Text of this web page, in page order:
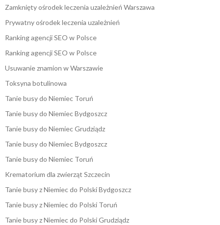
Zamknięty ośrodek leczenia uzależnień Warszawa
Prywatny ośrodek leczenia uzależnień
Ranking agencji SEO w Polsce
Ranking agencji SEO w Polsce
Usuwanie znamion w Warszawie
Toksyna botulinowa
Tanie busy do Niemiec Toruń
Tanie busy do Niemiec Bydgoszcz
Tanie busy do Niemiec Grudziądz
Tanie busy do Niemiec Bydgoszcz
Tanie busy do Niemiec Toruń
Krematorium dla zwierząt Szczecin
Tanie busy z Niemiec do Polski Bydgoszcz
Tanie busy z Niemiec do Polski Toruń
Tanie busy z Niemiec do Polski Grudziądz